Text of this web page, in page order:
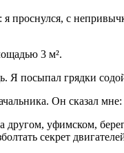
я проснулся, с
3 м².
Я посыпал грядки
Он сказал
другом, уфимском,
секрет